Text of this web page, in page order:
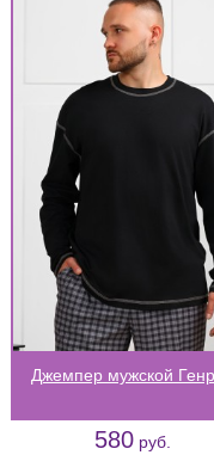
Джемпер мужской
580 руб.